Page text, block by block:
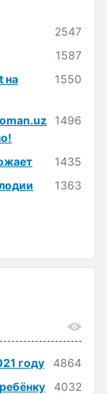
2547
1587
на
1550
1496
1435
1363
году
4864
4032